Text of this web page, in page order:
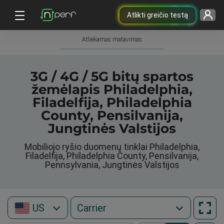
Atlikti greičio testą
Atliekamas matavimas
3G / 4G / 5G bitų spartos
žemėlapis Philadelphia,
Filadelfija, Philadelphia
County, Pensilvanija,
Jungtinės Valstijos
Mobiliojo ryšio duomenų tinklai Philadelphia,
Filadelfija, Philadelphia County, Pensilvanija,
Pennsylvania, Jungtinės Valstijos
US